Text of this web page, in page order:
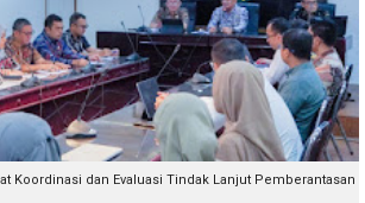
Koordinasi dan Evaluasi Tindak Lanjut Pemberantasan